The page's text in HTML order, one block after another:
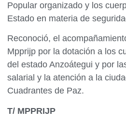
Popular organizado y los
Estado en materia de
Reconoció, el
Mpprijp por la dotación a los
del estado Anzoátegui y por
salarial y la atención a la
Cuadrantes de Paz.
T/ MPPRIJP